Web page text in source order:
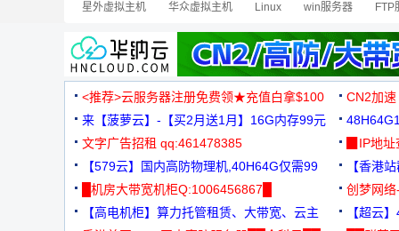
星外虚拟主机 华众虚拟主机 Linux win服务器 FTP
<推荐>云服务器注册免费领★充值白拿$100
CN2加
来【菠萝云】-【买2月送1月】16G内存99元
3000+
文字广告招租 qq:461478385
▉IP地
【579云】国内高防物理机,40H64G仅需99
元
【香港
█机房大带宽机柜Q:1006456867█
创梦网
88元/月
【高电机柜】算力托管租赁、大带宽、云主
【超云